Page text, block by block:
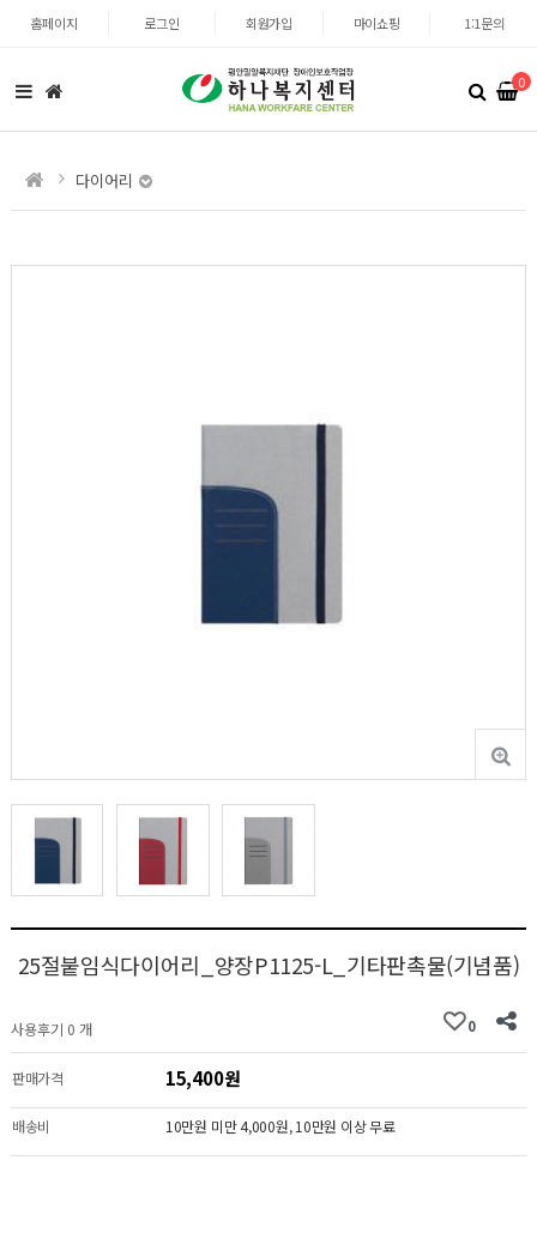
홈페이지 로그인 회원가입 마이쇼핑 1:1문의
0
다이어리
25절붙임식다이어리_양장P1125-L_기타판촉물(기념품)
사용후기 0 개 0
판매가격 15,400원
배송비 10만원 미만 4,000원, 10만원 이상 무료